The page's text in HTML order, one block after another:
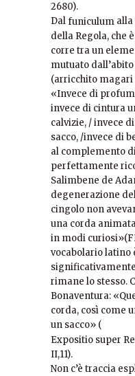
2680).
Dalfuniculum alla
della Regola, che
corre tra un
mutuato
(arricchito magari
«Invece di
invece di cintura
calvizie, / invece
sacco, /invece di
al complemento
perfettamente
Salimbene de
degenerazione
cingolo non
una corda
in modi
vocabolario
rimane lo stesso.
Bonaventura:
corda, così come
un sacco» (
Expositio super
II,11).
Non c’è traccia